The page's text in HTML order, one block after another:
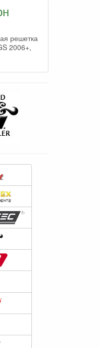
решетка
2006+,